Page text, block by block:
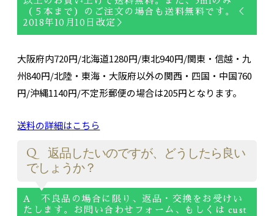
（５本まで）のご注文の場合も送料無料です。＜
2018年10月10日改定＞
大阪府内720円/北海道1280円/東北940円/関東・信越・九
州840円/北陸・東海・大阪府以外の関西・四国・中国760
円/沖縄1140円/不定形郵便の場合は205円となります。
送料の詳細はこちら
Q 返品したいのですが、どうしたら良い
でしょうか？
A 不良品の場合に限り、返品・交換をお受けい
たします。お問い合わせフォーム、もしくは cust